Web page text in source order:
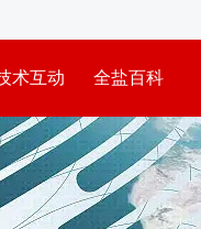
术互动 全盐百科